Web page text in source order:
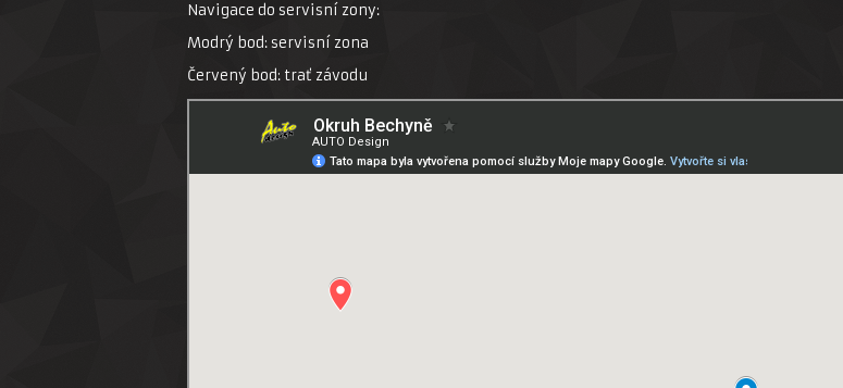
Navigace do servisní zony:
Modrý bod: servisní zona
Červený bod: trať závodu